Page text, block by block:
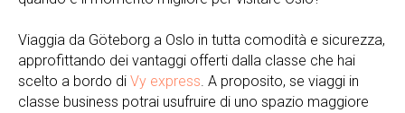
Viaggia da Göteborg a Oslo in tutta comodità e sicurezza,
approfittando dei vantaggi offerti dalla classe che hai
scelto a bordo di Vy express. A proposito, se viaggi in
classe business potrai usufruire di uno spazio maggiore